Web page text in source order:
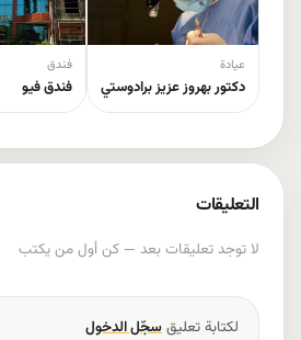
عيادة
دكتور بهروز عزيز برادوستي
فندق
فندق فیو
التعليقات
لا توجد تعليقات بعد — كن أول من يكتب
لكتابة تعليقسجّل الدخول